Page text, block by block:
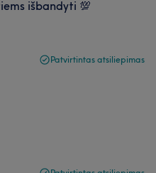
išbandyti 💯
Patvirtintas atsiliepimas